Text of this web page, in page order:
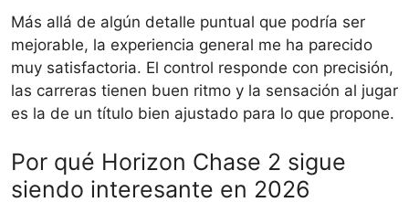
Más allá de algún detalle puntual que podría ser
mejorable, la experiencia general me ha parecido
muy satisfactoria. El control responde con precisión,
las carreras tienen buen ritmo y la sensación al jugar
es la de un título bien ajustado para lo que propone.
Por qué Horizon Chase 2 sigue
siendo interesante en 2026